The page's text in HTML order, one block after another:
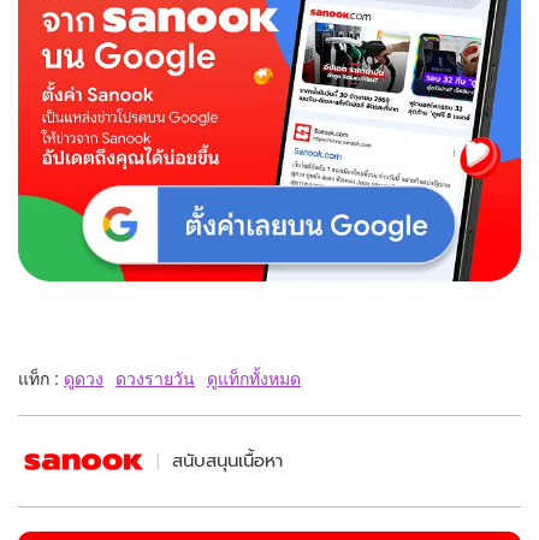
แท็ก : ดูดวง ดวงรายวัน ดูแท็กทั้งหมด
สนับสนุนเนื้อหา